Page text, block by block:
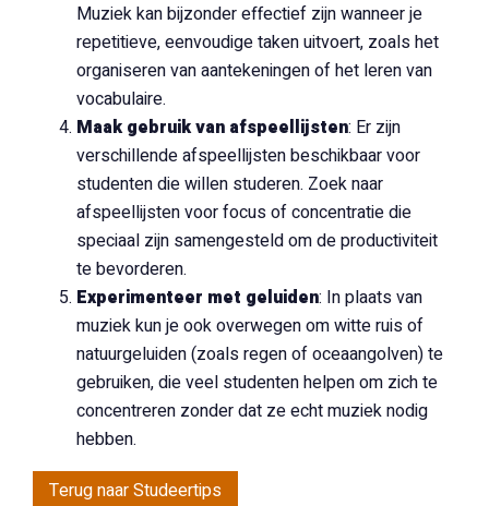
Muziek kan bijzonder effectief zijn wanneer je
repetitieve, eenvoudige taken uitvoert, zoals het
organiseren van aantekeningen of het leren van
vocabulaire.
Maak gebruik van afspeellijsten: Er zijn
verschillende afspeellijsten beschikbaar voor
studenten die willen studeren. Zoek naar
afspeellijsten voor focus of concentratie die
speciaal zijn samengesteld om de productiviteit
te bevorderen.
Experimenteer met geluiden: In plaats van
muziek kun je ook overwegen om witte ruis of
natuurgeluiden (zoals regen of oceaangolven) te
gebruiken, die veel studenten helpen om zich te
concentreren zonder dat ze echt muziek nodig
hebben.
Terug naar Studeertips